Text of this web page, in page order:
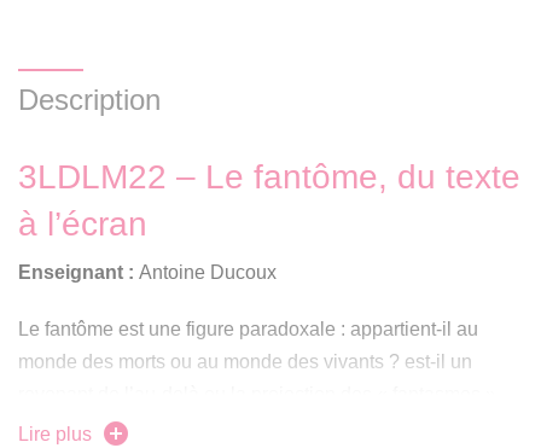
Description
3LDLM22 – Le fantôme, du texte
à l’écran
Enseignant : Antoine Ducoux
Le fantôme est une figure paradoxale : appartient-il au
monde des morts ou au monde des vivants ? est-il un
les mots partagent la même étymologie – de celui qui le
Lire plus